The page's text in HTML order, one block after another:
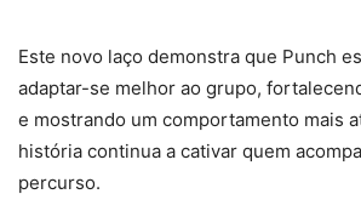
Este novo laço demonstra que Punch
adaptar-se melhor ao grupo,
e mostrando um comportamento mais
história continua a cativar quem
percurso.